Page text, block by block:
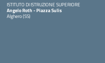
ISTITUTO DI ISTRUZIONE SUPERIORE
Angelo Roth - Piazza Sulis
Alghero (SS)
— Visita la pagina iniziale della scuola